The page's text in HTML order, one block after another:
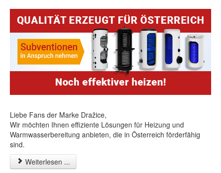
Liebe Fans der Marke Dražice,
Wir möchten Ihnen effiziente Lösungen für Heizung und
Warmwasserbereitung anbieten, die in Österreich förderfähig
sind.
Weiterlesen ...